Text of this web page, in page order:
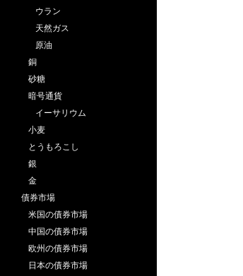
ウラン
天然ガス
原油
銅
砂糖
暗号通貨
イーサリウム
小麦
とうもろこし
銀
金
債券市場
米国の債券市場
中国の債券市場
欧州の債券市場
日本の債券市場